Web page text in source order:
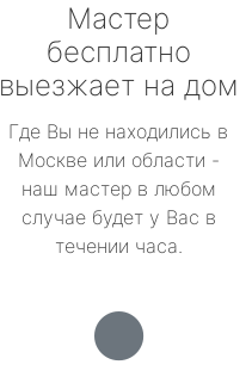
Мастер
бесплатно
выезжает на дом
Где Вы не находились в
Москве или области -
наш мастер в любом
случае будет у Вас в
течении часа.